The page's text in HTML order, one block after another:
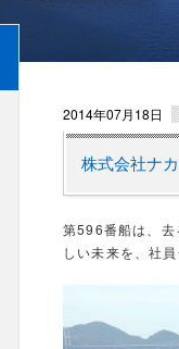
2014年07月18日
株式会社ナ
第596番船は、
しい未来を、社